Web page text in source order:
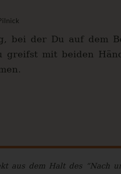
bei der Du auf dem
greifst mit beiden
aus dem Halt des “Nach